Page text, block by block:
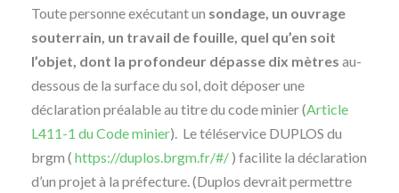
Toute personne exécutant un sondage, un ouvrage
souterrain, un travail de fouille, quel qu’en soit
l’objet, dont la profondeur dépasse dix mètres au-
dessous de la surface du sol, doit déposer une
déclaration préalable au titre du code minier (Article
L411-1 du Code minier). Le téléservice DUPLOS du
brgm ( https://duplos.brgm.fr/#/ ) facilite la déclaration
d’un projet à la préfecture. (Duplos devrait permettre